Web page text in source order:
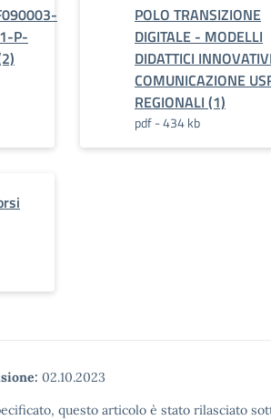
P-
POLO TRANSIZIONE
DIGITALE - MODELLI
DIDATTICI
COMUNICAZIONE
REGIONALI (1)
pdf - 434 kb
02.10.2023
questo articolo è stato rilasciato